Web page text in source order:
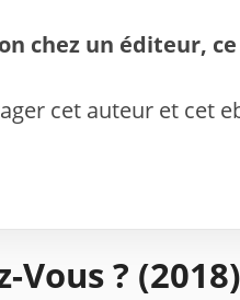
chez un éditeur,
cet auteur et cet
Vous ? (2018)